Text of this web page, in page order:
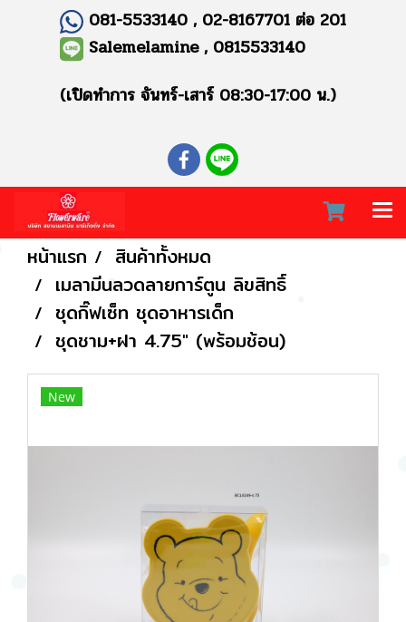
081-5533140 , 02-8167701 ต่อ 201
Salemelamine , 0815533140
(เปิดทำการ จันทร์-เสาร์ 08:30-17:00 น.)
หน้าแรก
สินค้าทั้งหมด
เมลามีนลวดลายการ์ตูน ลิขสิทธิ์
ชุดกิ๊ฟเซ็ท ชุดอาหารเด็ก
ชุดชาม+ฝา 4.75" (พร้อมช้อน)
New